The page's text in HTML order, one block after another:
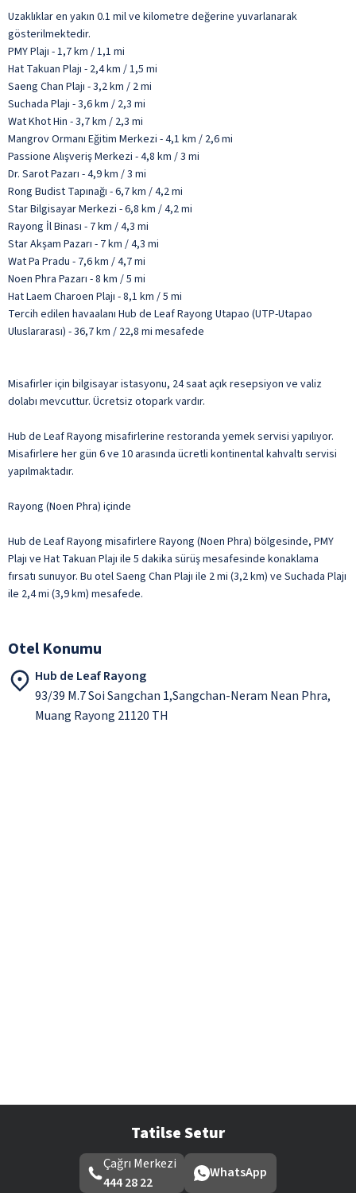
Uzaklıklar en yakın 0.1 mil ve kilometre değerine yuvarlanarak
gösterilmektedir.
PMY Plajı - 1,7 km / 1,1 mi
Hat Takuan Plajı - 2,4 km / 1,5 mi
Saeng Chan Plajı - 3,2 km / 2 mi
Suchada Plajı - 3,6 km / 2,3 mi
Wat Khot Hin - 3,7 km / 2,3 mi
Mangrov Ormanı Eğitim Merkezi - 4,1 km / 2,6 mi
Passione Alışveriş Merkezi - 4,8 km / 3 mi
Dr. Sarot Pazarı - 4,9 km / 3 mi
Rong Budist Tapınağı - 6,7 km / 4,2 mi
Star Bilgisayar Merkezi - 6,8 km / 4,2 mi
Rayong İl Binası - 7 km / 4,3 mi
Star Akşam Pazarı - 7 km / 4,3 mi
Wat Pa Pradu - 7,6 km / 4,7 mi
Noen Phra Pazarı - 8 km / 5 mi
Hat Laem Charoen Plajı - 8,1 km / 5 mi
Tercih edilen havaalanı Hub de Leaf Rayong Utapao (UTP-Utapao
Uluslararası) - 36,7 km / 22,8 mi mesafede
Misafirler için bilgisayar istasyonu, 24 saat açık resepsiyon ve valiz
dolabı mevcuttur. Ücretsiz otopark vardır.
Hub de Leaf Rayong misafirlerine restoranda yemek servisi yapılıyor.
Misafirlere her gün 6 ve 10 arasında ücretli kontinental kahvaltı servisi
yapılmaktadır.
Rayong (Noen Phra) içinde
Hub de Leaf Rayong misafirlere Rayong (Noen Phra) bölgesinde, PMY
Plajı ve Hat Takuan Plajı ile 5 dakika sürüş mesafesinde konaklama
fırsatı sunuyor. Bu otel Saeng Chan Plajı ile 2 mi (3,2 km) ve Suchada Plajı
ile 2,4 mi (3,9 km) mesafede.
Otel Konumu
Hub de Leaf Rayong
93/39 M.7 Soi Sangchan 1,Sangchan-Neram Nean Phra,
Muang Rayong 21120 TH
Tatilse Setur
Çağrı Merkezi
444 28 22
WhatsApp